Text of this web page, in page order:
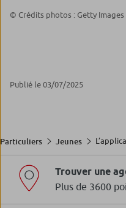
© Crédits photos : Getty Images
Publié le 03/07/2025
Particuliers Jeunes
Trouver une
Plus de 3600